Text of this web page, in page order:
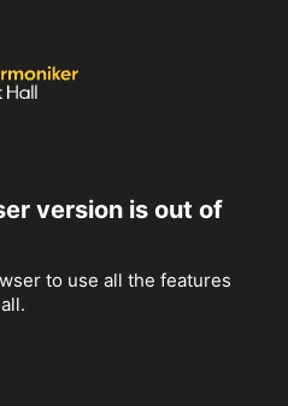
version is out of
to use all the features